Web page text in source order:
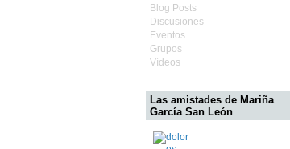
Blog Posts
Discusiones
Eventos
Grupos
Vídeos
Las amistades de Mariña
García San León